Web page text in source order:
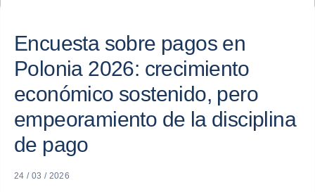
Encuesta sobre pagos en
Polonia 2026: crecimiento
económico sostenido, pero
empeoramiento de la disciplina
de pago
24 / 03 / 2026